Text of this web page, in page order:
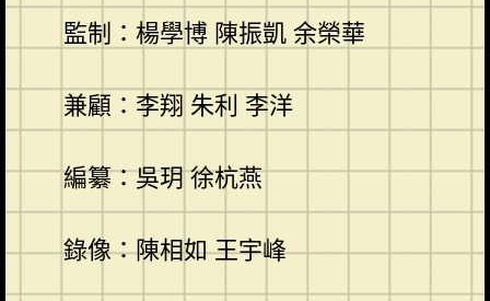
監制：楊學博 陳振凱 余榮華
兼顧：李翔 朱利 李洋
編纂：吳玥 徐杭燕
錄像：陳相如 王宇峰